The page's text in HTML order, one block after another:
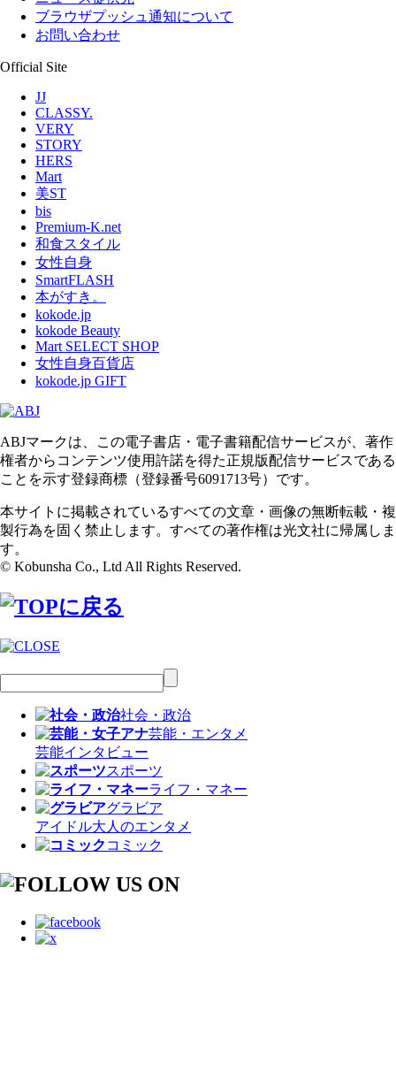
ブラウザプッシュ通知について
お問い合わせ
Official Site
JJ
CLASSY.
VERY
STORY
HERS
Mart
美ST
bis
Premium-K.net
和食スタイル
女性自身
SmartFLASH
本がすき。
kokode.jp
kokode Beauty
Mart SELECT SHOP
女性自身百貨店
kokode.jp GIFT
ABJマークは、この電子書店・電子書籍配信サービスが、著作
権者からコンテンツ使用許諾を得た正規版配信サービスである
ことを示す登録商標（登録番号6091713号）です。
本サイトに掲載されているすべての文章・画像の無断転載・複
製行為を固く禁止します。すべての著作権は光文社に帰属しま
す。
© Kobunsha Co., Ltd All Rights Reserved.
社会・政治
芸能・エンタメ
芸能インタビュー
スポーツ
ライフ・マネー
グラビア
アイドル大人のエンタメ
コミック